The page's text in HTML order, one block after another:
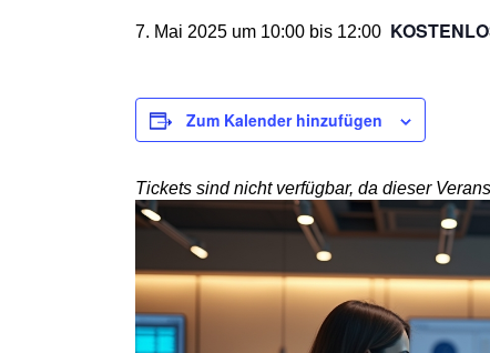
7. Mai 2025 um 10:00 bis 12:00
Zum Kalender hinzufügen
Tickets sind nicht verfügbar, da dieser